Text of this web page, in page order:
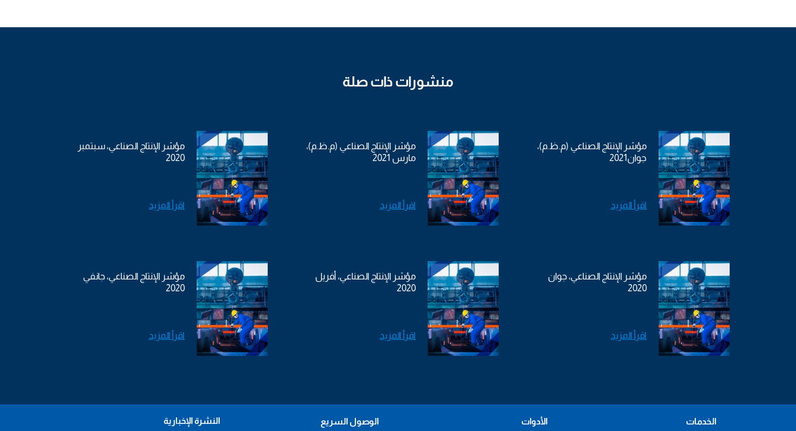
منشورات ذات صلة
مؤشر الإنتاج الصناعي (م.ظ.م)،
جوان2021
اقرأ المزيد
مؤشر الإنتاج الصناعي (م.ظ.م)،
مارس 2021
اقرأ المزيد
مؤشر الإنتاج الصناعي، سبتمبر
2020
اقرأ المزيد
مؤشر الإنتاج الصناعي، جوان
2020
اقرأ المزيد
مؤشر الإنتاج الصناعي، أفريل
2020
اقرأ المزيد
مؤشر الإنتاج الصناعي، جانفي
2020
اقرأ المزيد
الخدمات الأدوات الوصول السريع النشرة الإخبارية